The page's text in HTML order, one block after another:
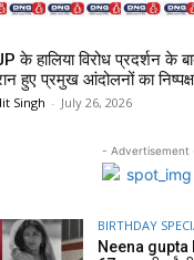
के हालिया विरोध प्रदर्शन के
हुए प्रमुख आंदोलनों का
Singh - July 26, 2026
- Advertisement
BIRTHDAY
Neena